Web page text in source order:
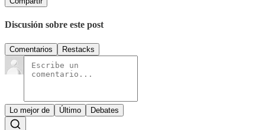
Discusión sobre este post
Comentarios Restacks
Lo mejor de Último Debates